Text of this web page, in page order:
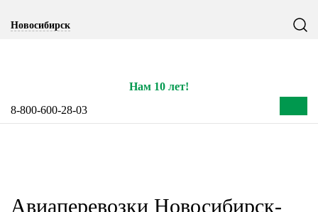
/home/s/storas/storas.ru/public_html/wp-content/themes/tsl-
Новосибирск
Нам 10 лет!
8-800-600-28-03
Авиаперевозки Новосибирск-